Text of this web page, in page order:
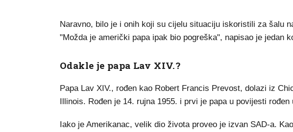
Naravno, bilo je i onih koji su cijelu situaciju iskoristili za šalu
"Možda je američki papa ipak bio pogreška", napisao je jedan
Odakle je papa Lav XIV.?
Papa Lav XIV., rođen kao Robert Francis Prevost, dolazi iz
Illinois. Rođen je 14. rujna 1955. i prvi je papa u povijesti
Iako je Amerikanac, velik dio života proveo je izvan SAD-a.